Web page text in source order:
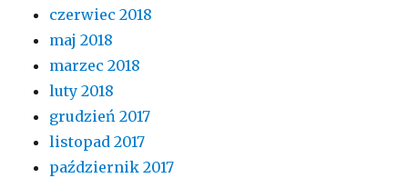
czerwiec 2018
maj 2018
marzec 2018
luty 2018
grudzień 2017
listopad 2017
październik 2017